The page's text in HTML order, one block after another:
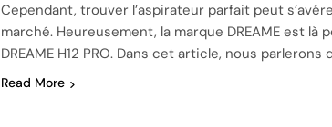
Cependant, trouver l’aspirateur parfait peut
marché. Heureusement, la marque DREAME est
DREAME H12 PRO. Dans cet article, nous parlerons
Read More